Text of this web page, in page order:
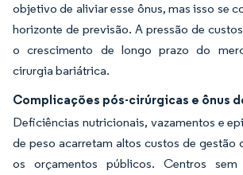
objetivo de aliviar esse ônus, mas isso se
horizonte de previsão. A pressão de
o crescimento de longo prazo do
cirurgia bariátrica.
Complicações pós-cirúrgicas e ônus
Deficiências nutricionais, vazamentos e
de peso acarretam altos custos de gestão
os orçamentos públicos. Centros sem